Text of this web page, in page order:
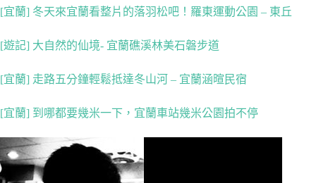
[宜蘭] 冬天來宜蘭看整片的落羽松吧！羅東運動公園 – 東丘
[遊記] 大自然的仙境- 宜蘭礁溪林美石磐步道
[宜蘭] 走路五分鐘輕鬆抵達冬山河 – 宜蘭涵暄民宿
[宜蘭] 到哪都要幾米一下，宜蘭車站幾米公園拍不停